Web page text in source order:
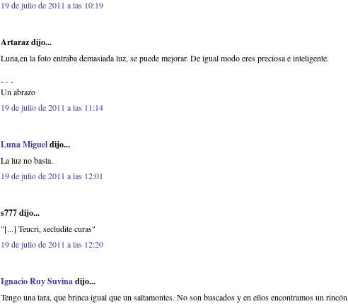
19 de julio de 2011 a las 10:19
Artaraz dijo...
Luna,en la foto entraba demasiada luz, se puede mejorar. De igual modo eres preciosa e inteligente.
- - -
Un abrazo
19 de julio de 2011 a las 11:14
Luna Migueldijo...
La luz no basta.
19 de julio de 2011 a las 12:01
s777 dijo...
"[...] Teucri, secludite curas"
19 de julio de 2011 a las 12:20
Ignacio Ruy Suvinadijo...
Tengo una tara, que brinca igual que un saltamontes. No son buscados y en ellos encontramos un rincón